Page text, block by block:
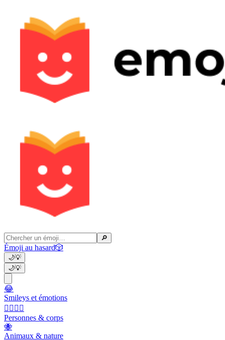
🔎
Émoji au hasard🎲
🌙💡
🌙💡
😂
Smileys et émotions
👩‍❤️‍💋‍👨
Personnes & corps
🐝
Animaux & nature